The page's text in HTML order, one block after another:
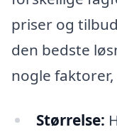
priser og
den bedste
nogle
Størrelse: